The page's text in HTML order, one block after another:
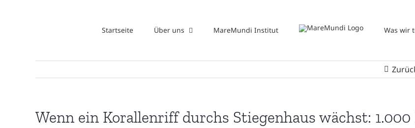
Startseite Über uns MareMundi Institut Was wir
Wenn ein Korallenriff durchs Stiegenhaus wächst: 1.000